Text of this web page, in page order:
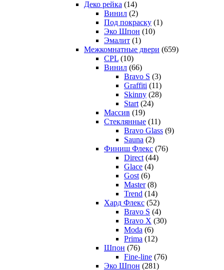
Деко рейка (14)
Винил (2)
Под покраску (1)
Эко Шпон (10)
Эмалит (1)
Межкомнатные двери (659)
CPL (10)
Винил (66)
Bravo S (3)
Graffiti (11)
Skinny (28)
Start (24)
Массив (19)
Стеклянные (11)
Bravo Glass (9)
Sauna (2)
Финиш Флекс (76)
Direct (44)
Glace (4)
Gost (6)
Master (8)
Trend (14)
Хард Флекс (52)
Bravo S (4)
Bravo X (30)
Moda (6)
Prima (12)
Шпон (76)
Fine-line (76)
Эко Шпон (281)